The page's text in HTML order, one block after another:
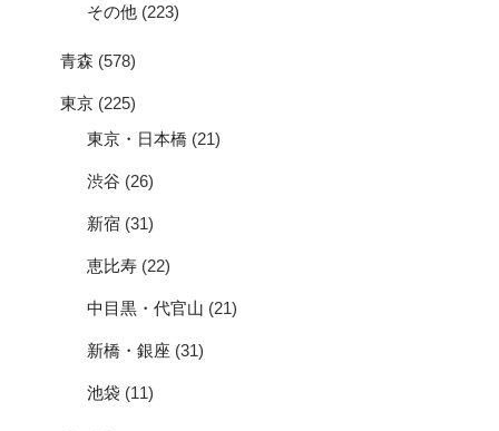
その他 (223)
青森 (578)
東京 (225)
東京・日本橋 (21)
渋谷 (26)
新宿 (31)
恵比寿 (22)
中目黒・代官山 (21)
新橋・銀座 (31)
池袋 (11)